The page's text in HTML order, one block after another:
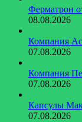
Ферматрон
08.08.2026
Компания
07.08.2026
Компания
07.08.2026
Капсулы
07.08.2026